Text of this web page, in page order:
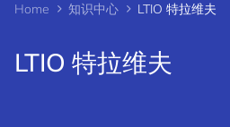
Home 知识中心 LTIO 特拉维夫
LTIO 特拉维夫